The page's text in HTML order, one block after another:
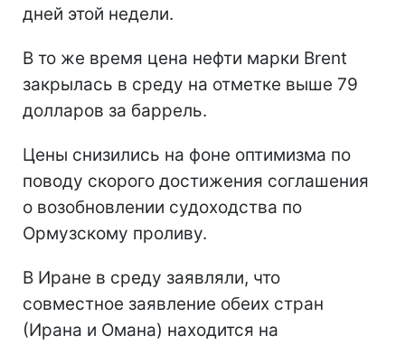
дней этой недели.
В то же время цена нефти марки Brent
закрылась в среду на отметке выше 79
долларов за баррель.
Цены снизились на фоне оптимизма по
поводу скорого достижения соглашения
о возобновлении судоходства по
Ормузскому проливу.
В Иране в среду заявляли, что
совместное заявление обеих стран
(Ирана и Омана) находится на